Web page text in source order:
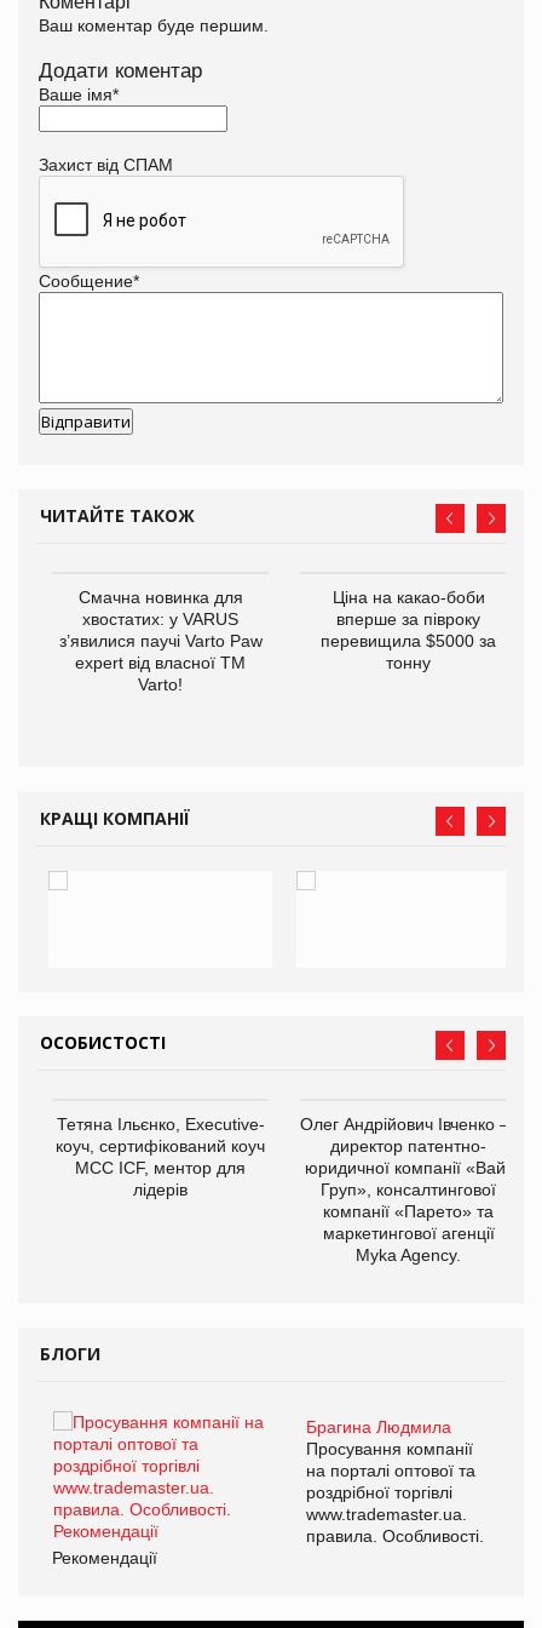
Ваш коментар буде першим.
Додати коментар
Ваше імя*
Захист від СПАМ
Сообщение*
ЧИТАЙТЕ ТАКОЖ
Смачна новинка для
хвостатих: у VARUS
з’явилися паучі Varto Paw
expert від власної ТМ
Varto!
Ціна на какао-боби
вперше за півроку
перевищила $5000 за
тонну
КРАЩІ КОМПАНІЇ
ОСОБИСТОСТІ
Тетяна Ільєнко, Executive-
коуч, сертифікований коуч
МСС ICF, ментор для
лідерів
Олег Андрійович Івченко —
директор патентно-
юридичної компанії «Вайз
Груп», консалтингової
компанії «Парето» та
маркетингової агенції
Myka Agency.
БЛОГИ
Брагина Людмила
Просування компанії
на порталі оптової та
роздрібної торгівлі
www.trademaster.ua.
правила. Особливості.
Рекомендації